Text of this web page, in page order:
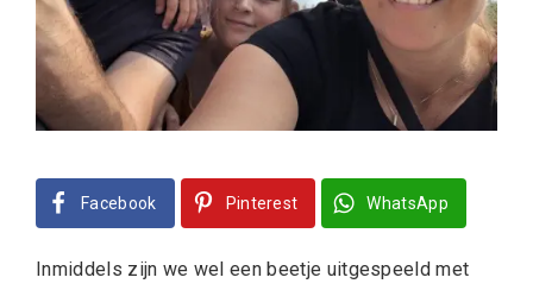
Facebook Pinterest WhatsApp
Inmiddels zijn we wel een beetje uitgespeeld met